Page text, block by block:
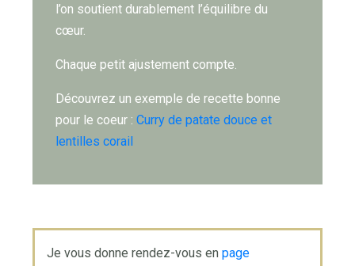
l’on soutient durablement l’équilibre du
cœur.
Chaque petit ajustement compte.
Découvrez un exemple de recette bonne
pour le coeur : Curry de patate douce et
lentilles corail
Je vous donne rendez-vous en page